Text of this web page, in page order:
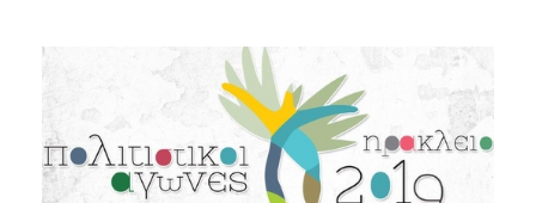
2015
2013